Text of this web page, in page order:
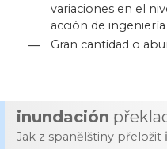
variaciones en el
acción de
— Gran cantidad o
inundación
Jak z spanělštiny přeložit